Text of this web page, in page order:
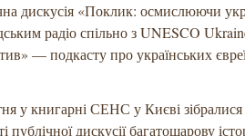
дискусія «Поклик: осмислюючи
радіо спільно з UNESCO
— подкасту про українських
у книгарні СЕНС у Києві
публічної дискусії багатошарову